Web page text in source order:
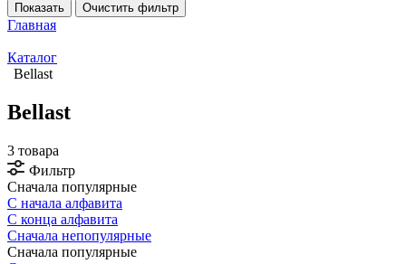
Показать
Очистить фильтр
Главная
Каталог
Bellast
Bellast
3 товара
Фильтр
Сначала популярные
С начала алфавита
С конца алфавита
Сначала непопулярные
Сначала популярные